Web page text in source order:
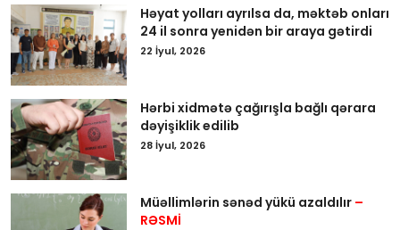
Həyat yolları ayrılsa da, məktəb onları
24 il sonra yenidən bir araya gətirdi
22 İyul, 2026
Hərbi xidmətə çağırışla bağlı qərara
dəyişiklik edilib
28 İyul, 2026
Müəllimlərin sənəd yükü azaldılır –
RƏSMİ